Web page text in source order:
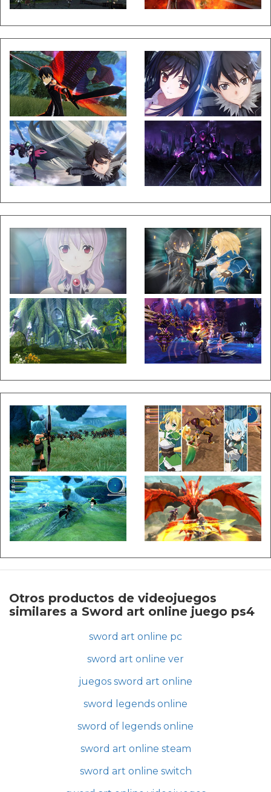
Otros productos de videojuegos
similares a Sword art online juego ps4
sword art online pc
sword art online ver
juegos sword art online
sword legends online
sword of legends online
sword art online steam
sword art online switch